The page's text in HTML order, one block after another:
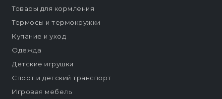
Товары для кормления
Термосы и термокружки
Купание и уход
Одежда
Детские игрушки
Спорт и детский транспорт
Игровая мебель